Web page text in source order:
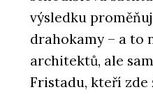
výsledku
drahokamy – a to
architektů, ale
Fristadu, kteří zde